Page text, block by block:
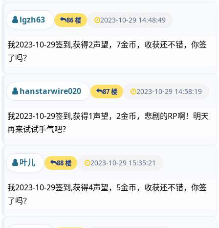
lgzh63 86 楼 2023-10-29 14:48:49
我2023-10-29签到,获得2声望，7金币，收获还不错，你签
了吗？
hanstarwire020 87 楼 2023-10-29 14:58:19
我2023-10-29签到,获得1声望，2金币，悲剧的RP啊！明天
再来试试手气吧？
叶儿 88 楼 2023-10-29 15:35:21
我2023-10-29签到,获得4声望，5金币，收获还不错，你签
了吗？